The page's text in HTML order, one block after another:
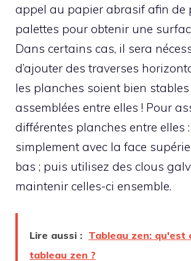
appel au papier abrasif afin de
palettes pour obtenir une
Dans certains cas, il sera
d’ajouter des traverses
les planches soient bien
assemblées entre elles ! Pour
différentes planches entre elles
simplement avec la face
bas ; puis utilisez des clous
maintenir celles-ci ensemble.
Lire aussi : Tableau zen: qu'est
tableau zen ?